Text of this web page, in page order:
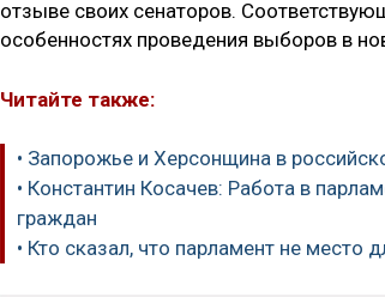
отзыве своих сенаторов.
особенностях проведения выборов в
Читайте также:
• Запорожье и Херсонщина в
• Константин Косачев: Работа в
граждан
• Кто сказал, что парламент не место